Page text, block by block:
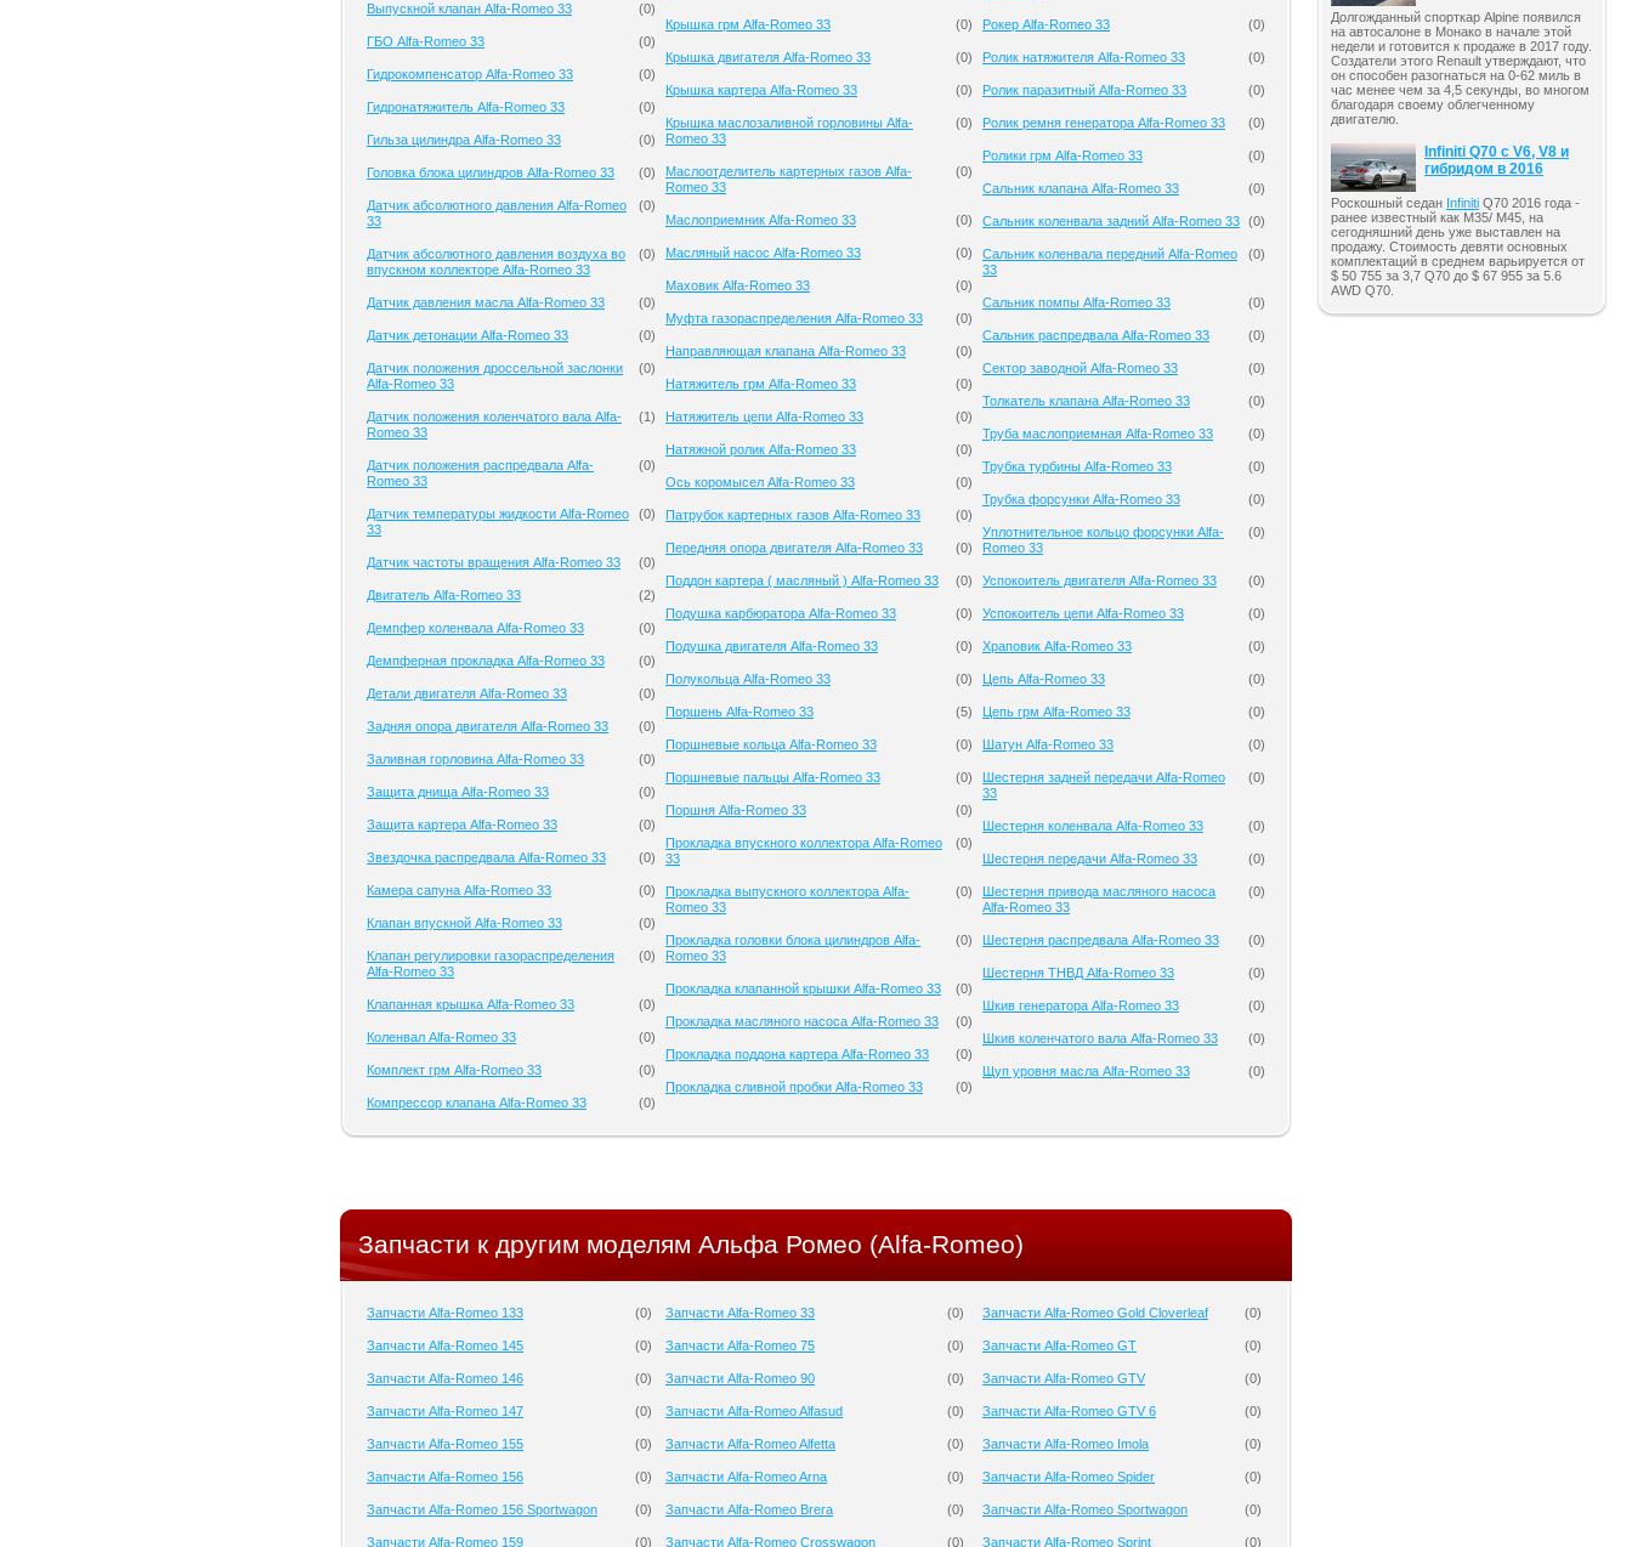
Выпускной клапан Alfa-Romeo 33 (0)
ГБО Alfa-Romeo 33 (0)
Гидрокомпенсатор Alfa-Romeo 33 (0)
Гидронатяжитель Alfa-Romeo 33 (0)
Гильза цилиндра Alfa-Romeo 33 (0)
Головка блока цилиндров Alfa-Romeo 33 (0)
Датчик абсолютного давления Alfa-Romeo
33
(0)
Датчик абсолютного давления воздуха во
впускном коллекторе Alfa-Romeo 33
(0)
Датчик давления масла Alfa-Romeo 33 (0)
Датчик детонации Alfa-Romeo 33 (0)
Датчик положения дроссельной заслонки
Alfa-Romeo 33
(0)
Датчик положения коленчатого вала Alfa-
Romeo 33
(1)
Датчик положения распредвала Alfa-
Romeo 33
(0)
Датчик температуры жидкости Alfa-Romeo
33
(0)
Датчик частоты вращения Alfa-Romeo 33 (0)
Двигатель Alfa-Romeo 33 (2)
Демпфер коленвала Alfa-Romeo 33 (0)
Демпферная прокладка Alfa-Romeo 33 (0)
Детали двигателя Alfa-Romeo 33 (0)
Задняя опора двигателя Alfa-Romeo 33 (0)
Заливная горловина Alfa-Romeo 33 (0)
Защита днища Alfa-Romeo 33 (0)
Защита картера Alfa-Romeo 33 (0)
Звездочка распредвала Alfa-Romeo 33 (0)
Камера сапуна Alfa-Romeo 33 (0)
Клапан впускной Alfa-Romeo 33 (0)
Клапан регулировки газораспределения
Alfa-Romeo 33
(0)
Клапанная крышка Alfa-Romeo 33 (0)
Коленвал Alfa-Romeo 33 (0)
Комплект грм Alfa-Romeo 33 (0)
Компрессор клапана Alfa-Romeo 33 (0)
Крышка грм Alfa-Romeo 33 (0)
Крышка двигателя Alfa-Romeo 33 (0)
Крышка картера Alfa-Romeo 33 (0)
Крышка маслозаливной горловины Alfa-
Romeo 33
(0)
Маслоотделитель картерных газов Alfa-
Romeo 33
(0)
Маслоприемник Alfa-Romeo 33 (0)
Масляный насос Alfa-Romeo 33 (0)
Маховик Alfa-Romeo 33 (0)
Муфта газораспределения Alfa-Romeo 33 (0)
Направляющая клапана Alfa-Romeo 33 (0)
Натяжитель грм Alfa-Romeo 33 (0)
Натяжитель цепи Alfa-Romeo 33 (0)
Натяжной ролик Alfa-Romeo 33 (0)
Ось коромысел Alfa-Romeo 33 (0)
Патрубок картерных газов Alfa-Romeo 33 (0)
Передняя опора двигателя Alfa-Romeo 33 (0)
Поддон картера ( масляный ) Alfa-Romeo 33 (0)
Подушка карбюратора Alfa-Romeo 33 (0)
Подушка двигателя Alfa-Romeo 33 (0)
Полукольца Alfa-Romeo 33 (0)
Поршень Alfa-Romeo 33 (5)
Поршневые кольца Alfa-Romeo 33 (0)
Поршневые пальцы Alfa-Romeo 33 (0)
Поршня Alfa-Romeo 33 (0)
Прокладка впускного коллектора Alfa-Romeo
33
(0)
Прокладка выпускного коллектора Alfa-
Romeo 33
(0)
Прокладка головки блока цилиндров Alfa-
Romeo 33
(0)
Прокладка клапанной крышки Alfa-Romeo 33 (0)
Прокладка масляного насоса Alfa-Romeo 33 (0)
Прокладка поддона картера Alfa-Romeo 33 (0)
Прокладка сливной пробки Alfa-Romeo 33 (0)
Рокер Alfa-Romeo 33 (0)
Ролик натяжителя Alfa-Romeo 33 (0)
Ролик паразитный Alfa-Romeo 33 (0)
Ролик ремня генератора Alfa-Romeo 33 (0)
Ролики грм Alfa-Romeo 33 (0)
Сальник клапана Alfa-Romeo 33 (0)
Сальник коленвала задний Alfa-Romeo 33 (0)
Сальник коленвала передний Alfa-Romeo
33
(0)
Сальник помпы Alfa-Romeo 33 (0)
Сальник распредвала Alfa-Romeo 33 (0)
Сектор заводной Alfa-Romeo 33 (0)
Толкатель клапана Alfa-Romeo 33 (0)
Труба маслоприемная Alfa-Romeo 33 (0)
Трубка турбины Alfa-Romeo 33 (0)
Трубка форсунки Alfa-Romeo 33 (0)
Уплотнительное кольцо форсунки Alfa-
Romeo 33
(0)
Успокоитель двигателя Alfa-Romeo 33 (0)
Успокоитель цепи Alfa-Romeo 33 (0)
Храповик Alfa-Romeo 33 (0)
Цепь Alfa-Romeo 33 (0)
Цепь грм Alfa-Romeo 33 (0)
Шатун Alfa-Romeo 33 (0)
Шестерня задней передачи Alfa-Romeo
33
(0)
Шестерня коленвала Alfa-Romeo 33 (0)
Шестерня передачи Alfa-Romeo 33 (0)
Шестерня привода масляного насоса
Alfa-Romeo 33
(0)
Шестерня распредвала Alfa-Romeo 33 (0)
Шестерня ТНВД Alfa-Romeo 33 (0)
Шкив генератора Alfa-Romeo 33 (0)
Шкив коленчатого вала Alfa-Romeo 33 (0)
Щуп уровня масла Alfa-Romeo 33 (0)
Запчасти к другим моделям Альфа Ромео (Alfa-Romeo)
Запчасти Alfa-Romeo 133 (0)
Запчасти Alfa-Romeo 145 (0)
Запчасти Alfa-Romeo 146 (0)
Запчасти Alfa-Romeo 147 (0)
Запчасти Alfa-Romeo 155 (0)
Запчасти Alfa-Romeo 156 (0)
Запчасти Alfa-Romeo 156 Sportwagon (0)
Запчасти Alfa-Romeo 159 (0)
Запчасти Alfa-Romeo 33 (0)
Запчасти Alfa-Romeo 75 (0)
Запчасти Alfa-Romeo 90 (0)
Запчасти Alfa-Romeo Alfasud (0)
Запчасти Alfa-Romeo Alfetta (0)
Запчасти Alfa-Romeo Arna (0)
Запчасти Alfa-Romeo Brera (0)
Запчасти Alfa-Romeo Crosswagon (0)
Запчасти Alfa-Romeo Gold Cloverleaf (0)
Запчасти Alfa-Romeo GT (0)
Запчасти Alfa-Romeo GTV (0)
Запчасти Alfa-Romeo GTV 6 (0)
Запчасти Alfa-Romeo Imola (0)
Запчасти Alfa-Romeo Spider (0)
Запчасти Alfa-Romeo Sportwagon (0)
Запчасти Alfa-Romeo Sprint (0)
Долгожданный спорткар Alpine появился
на автосалоне в Монако в начале этой
недели и готовится к продаже в 2017 году.
Создатели этого Renault утверждают, что
он способен разогнаться на 0-62 миль в
час менее чем за 4,5 секунды, во многом
благодаря своему облегченному
двигателю.
Infiniti Q70 с V6, V8 и
гибридом в 2016
Роскошный седан Infiniti Q70 2016 года -
ранее известный как M35/ M45, на
сегодняшний день уже выставлен на
продажу. Стоимость девяти основных
комплектаций в среднем варьируется от
$ 50 755 за 3,7 Q70 до $ 67 955 за 5.6
AWD Q70.